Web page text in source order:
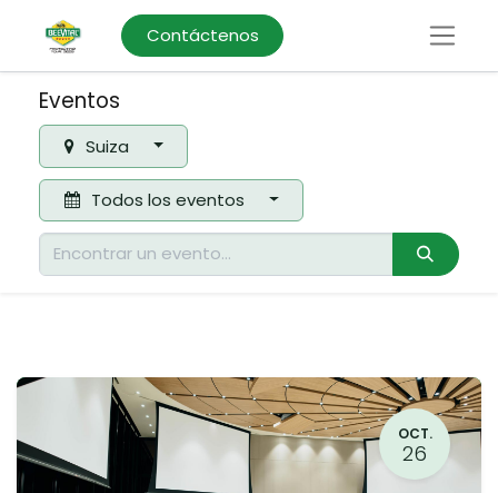
Contáctenos
Eventos
Suiza
Todos los eventos
OCT.
26